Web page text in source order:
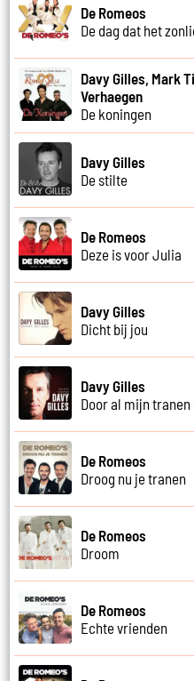
De Romeos
De dag dat het
Davy Gilles, Mark
Verhaegen
De koningen
Davy Gilles
De stilte
De Romeos
Deze is voor Julia
Davy Gilles
Dicht bij jou
Davy Gilles
Door al mijn tranen
De Romeos
Droog nu je tranen
De Romeos
Droom
De Romeos
Echte vrienden